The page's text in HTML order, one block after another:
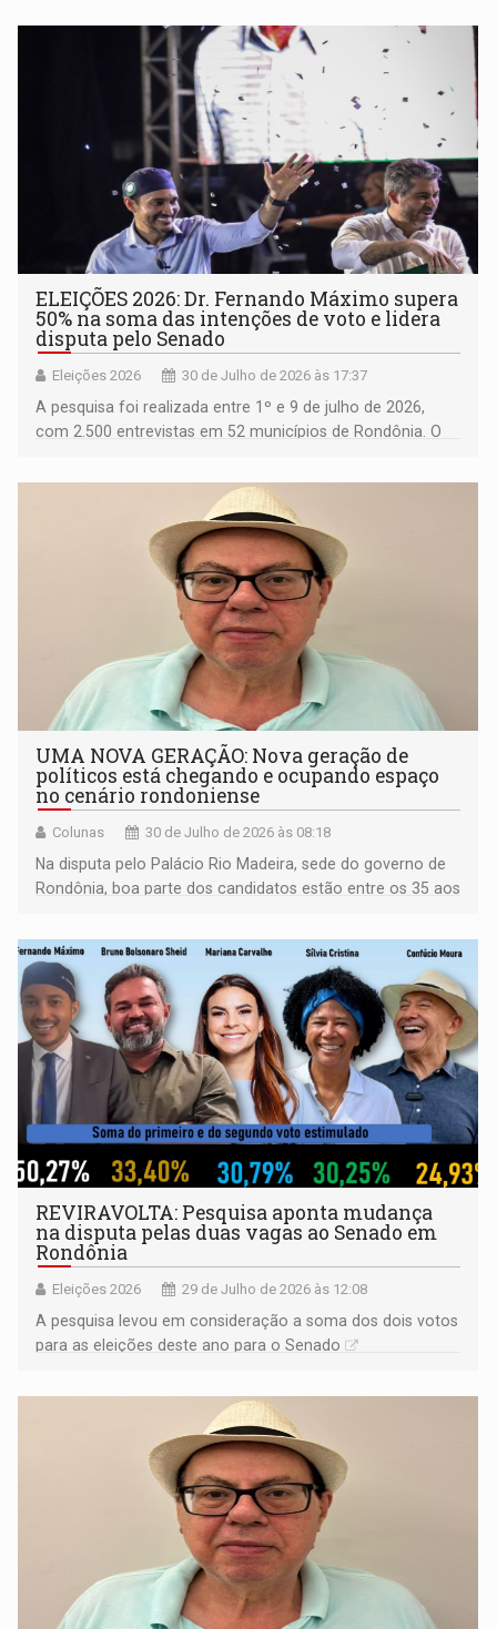
ELEIÇÕES 2026: Dr. Fernando Máximo supera
50% na soma das intenções de voto e lidera
disputa pelo Senado
Eleições 2026 30 de Julho de 2026 às 17:37
A pesquisa foi realizada entre 1º e 9 de julho de 2026,
com 2.500 entrevistas em 52 municípios de Rondônia. O
percentuais, nível de confiança de 95%, foi realizado com
recursos próprios do instituto e está registrado na Justiça
Eleitoral sob número RO-04350/2026
UMA NOVA GERAÇÃO: Nova geração de
políticos está chegando e ocupando espaço
no cenário rondoniense
Colunas 30 de Julho de 2026 às 08:18
Na disputa pelo Palácio Rio Madeira, sede do governo de
Rondônia, boa parte dos candidatos estão entre os 35 aos
REVIRAVOLTA: Pesquisa aponta mudança
na disputa pelas duas vagas ao Senado em
Rondônia
Eleições 2026 29 de Julho de 2026 às 12:08
A pesquisa levou em consideração a soma dos dois votos
para as eleições deste ano para o Senado